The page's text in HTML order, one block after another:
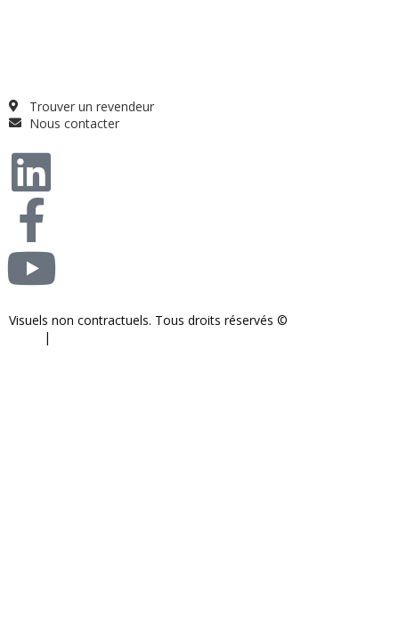
Trouver un revendeur
Nous contacter
Visuels non contractuels. Tous droits réservés ©
|